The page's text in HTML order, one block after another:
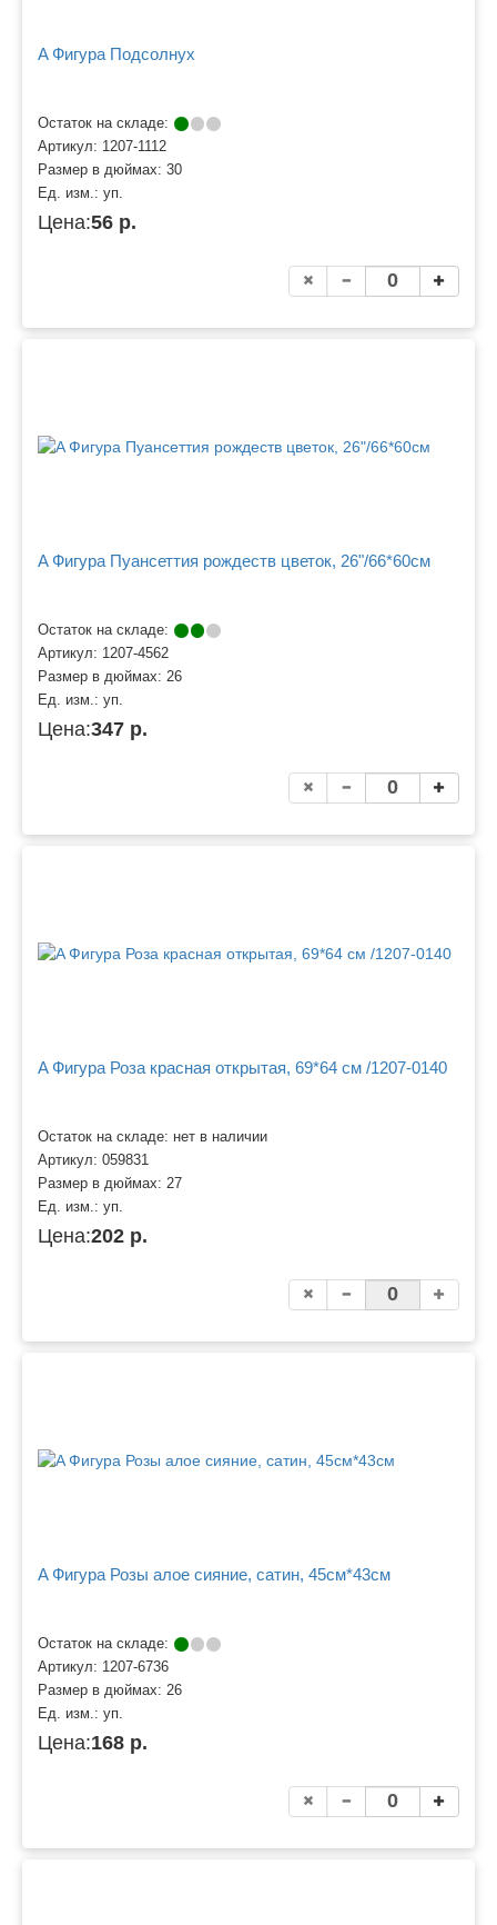
A Фигура Подсолнух
Остаток на складе:
Артикул: 1207-1112
Размер в дюймах: 30
Ед. изм.: уп.
Цена:56 р.
A Фигура Пуансеттия рождеств цветок, 26"/66*60см
Остаток на складе:
Артикул: 1207-4562
Размер в дюймах: 26
Ед. изм.: уп.
Цена:347 р.
A Фигура Роза красная открытая, 69*64 см /1207-0140
Остаток на складе: нет в наличии
Артикул: 059831
Размер в дюймах: 27
Ед. изм.: уп.
Цена:202 р.
A Фигура Розы алое сияние, сатин, 45см*43см
Остаток на складе:
Артикул: 1207-6736
Размер в дюймах: 26
Ед. изм.: уп.
Цена:168 р.